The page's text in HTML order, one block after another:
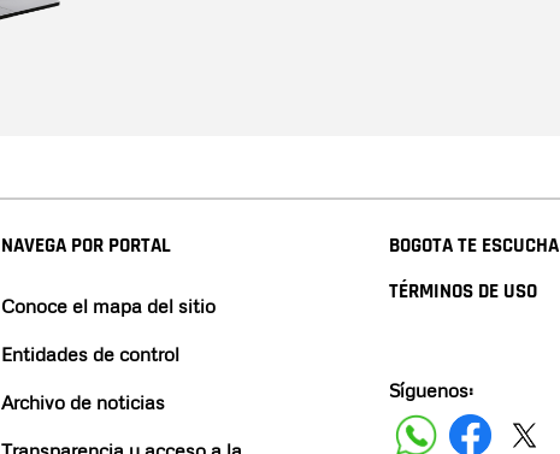
NAVEGA POR PORTAL
Conoce el mapa del sitio
Entidades de control
Archivo de noticias
BOGOTA TE ESCUCHA
TÉRMINOS DE USO
Síguenos: